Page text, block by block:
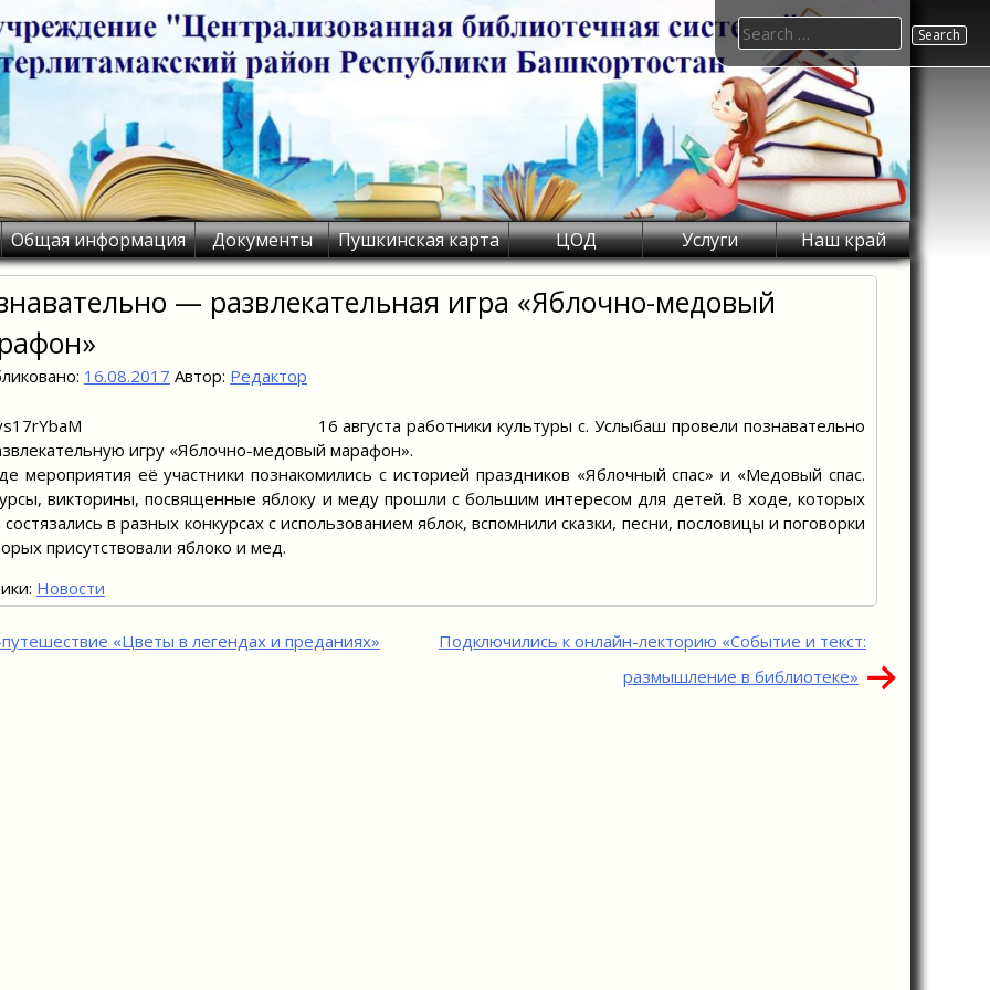
Общая информация Документы Пушкинская карта ЦОД Услуги Наш край
Search
for:
— развлекательная игра «Яблочно-медовый
16.08.2017 Автор: Редактор
16 августа работники культуры с. Услыбаш провели познавательно
игру «Яблочно-медовый марафон».
мероприятия её участники познакомились с историей праздников «Яблочный спас» и «Медовый спас.
викторины, посвященные яблоку и меду прошли с большим интересом для детей. В ходе, которых
в разных конкурсах с использованием яблок, вспомнили сказки, песни, пословицы и поговорки
присутствовали яблоко и мед.
Новости
«Цветы в легендах и преданиях»
Подключились к онлайн-лекторию «Событие и текст:
размышление в библиотеке»